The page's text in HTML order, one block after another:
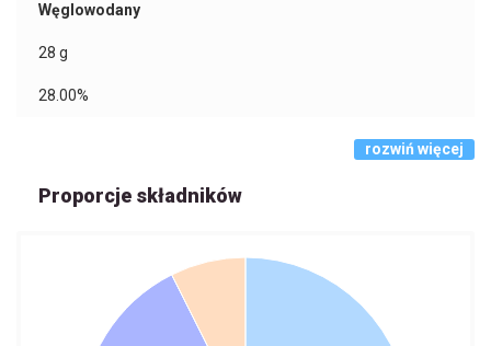
Węglowodany
28 g
28.00%
rozwiń więcej
Proporcje składników